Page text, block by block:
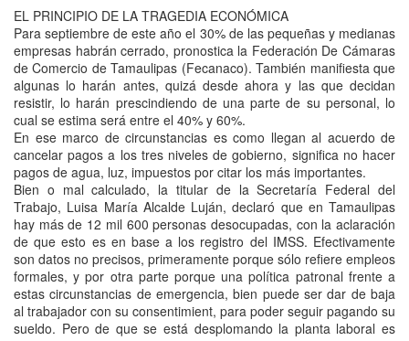
EL PRINCIPIO DE LA TRAGEDIA ECONÓMICA
Para septiembre de este año el 30% de las pequeñas y medianas
empresas habrán cerrado, pronostica la Federación De Cámaras
de Comercio de Tamaulipas (Fecanaco). También manifiesta que
algunas lo harán antes, quizá desde ahora y las que decidan
resistir, lo harán prescindiendo de una parte de su personal, lo
cual se estima será entre el 40% y 60%.
En ese marco de circunstancias es como llegan al acuerdo de
cancelar pagos a los tres niveles de gobierno, significa no hacer
pagos de agua, luz, impuestos por citar los más importantes.
Bien o mal calculado, la titular de la Secretaría Federal del
Trabajo, Luisa María Alcalde Luján, declaró que en Tamaulipas
hay más de 12 mil 600 personas desocupadas, con la aclaración
de que esto es en base a los registro del IMSS. Efectivamente
son datos no precisos, primeramente porque sólo refiere empleos
formales, y por otra parte porque una política patronal frente a
estas circunstancias de emergencia, bien puede ser dar de baja
al trabajador con su consentimient, para poder seguir pagando su
sueldo. Pero de que se está desplomando la planta laboral es